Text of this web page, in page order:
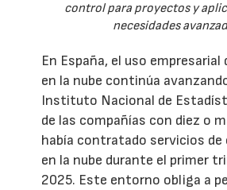
control para proyectos y
necesidades
En España, el uso empresarial
en la nube continúa
Instituto Nacional de
de las compañías con diez o
había contratado servicios
en la nube durante el primer
2025. Este entorno obliga a